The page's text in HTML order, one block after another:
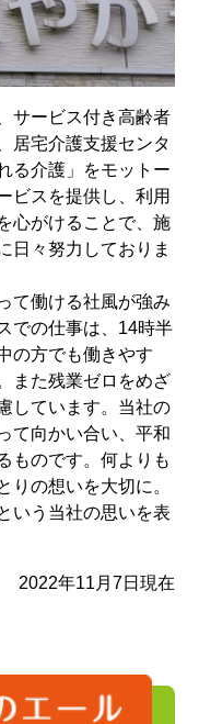
サービス付き高齢者
居宅介護支援センタ
る介護」をモットー
ビスを提供し、利用
心がけることで、施
日々努力しておりま
て働ける社風が強み
での仕事は、14時半
の方でも働きやす
また残業ゼロをめざ
しています。当社の
て向かい合い、平和
ものです。何よりも
りの想いを大切に。
いう当社の思いを表
2022年11月7日現在